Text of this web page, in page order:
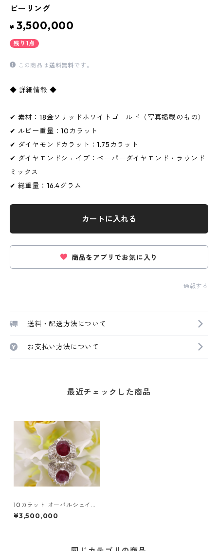
ビーリング
¥ 3,500,000
残り1点
この商品は送料無料です。
◆ 詳細情報 ◆
✔ 素材：18金ソリッドホワイトゴールド（写真掲載のもの）
✔ ルビー重量：10カラット
✔ ダイヤモンドカラット：1.75カラット
✔ ダイヤモンドシェイプ：ペーパーダイヤモンド・ラウンド
ミックス
✔ 総重量：16.4グラム
カートに入れる
商品をアプリでお気に入り
通報する
送料・配送方法について
お支払い方法について
最近チェックした商品
10カラット オーバルシェイプ
ナチュラル クイーンルビーリ
ング
¥3,500,000